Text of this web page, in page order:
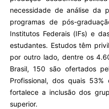
necessidade de análise da
programas de pós-
Institutos Federais (IFs) e
estudantes. Estudos têm
por outro lado, dentre os
Brasil, 150 são ofertados
Profissional, dos quais 53%
fortalece a inclusão dos
superior.